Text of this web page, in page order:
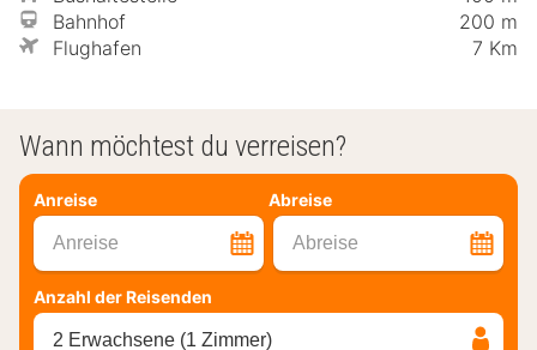
Bahnhof
200 m
Flughafen
7 Km
Wann möchtest du verreisen?
Anreise Abreise
Anreise Abreise
Anzahl der Reisenden
2 Erwachsene (1 Zimmer)